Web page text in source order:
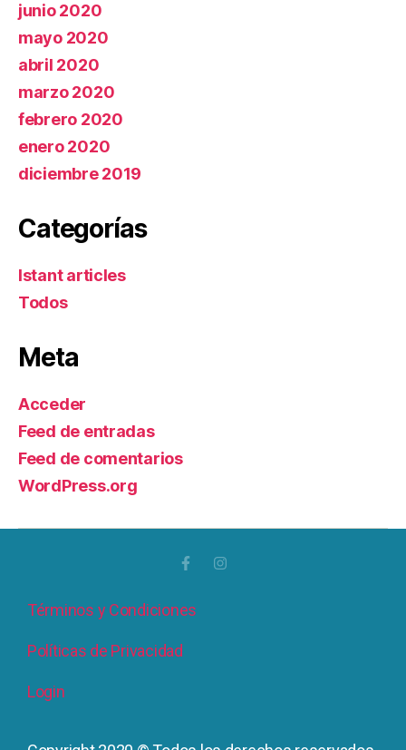
junio 2020
mayo 2020
abril 2020
marzo 2020
febrero 2020
enero 2020
diciembre 2019
Categorías
Istant articles
Todos
Meta
Acceder
Feed de entradas
Feed de comentarios
WordPress.org
Términos y Condiciones
Políticas de Privacidad
Login